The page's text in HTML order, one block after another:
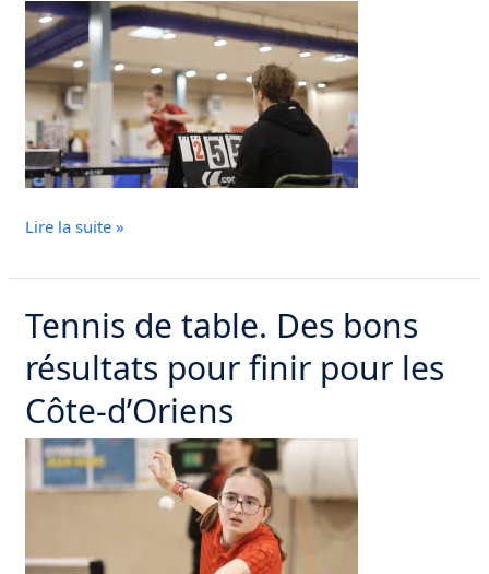
:
les
Côte-
d’Oriens
ambitieux
à
Nevers
Lire la suite »
Tennis de table. Des bons
résultats pour finir pour les
Côte-d’Oriens
Tennis
de
table.
Des
bons
résultats
pour
les